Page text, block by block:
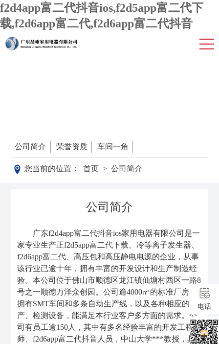
f2d4app富二代抖音ios,f2d5app富二代下
载,f2d6app富二代,f2d6app富二代抖音
公司简介 荣誉资质 车间一角
您当前的位置： 首页 > 公司简介
公司简介
广东f2d4app富二代抖音ios家用电器有限公司是一
家专业生产正f2d5app富二代下载、冷等离子发生器、
f2d6app富二代、高压包和高压静电电源的企业，从事
该行业已逾十年，拥有丰富的开发设计和生产制造经
验。本公司位于佛山市顺德区龙江镇仙塘村西区一路8
号之一顺德万洋众创园。公司逾4000㎡的标准厂房，
拥有SMT车间和多条自动生产线，以及各种相应的生
产、检测设备，能满足本行业客户多方面的需求。公
司有员工逾150人，其中有多名经验丰富的开发工程
师、f2d6app富二代抖音人员，中山大学***教授，具
电话